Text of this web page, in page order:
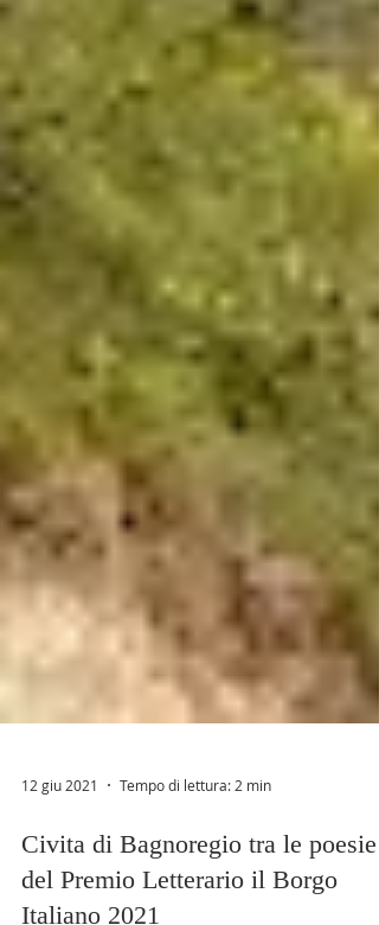
12 giu 2021 Tempo di lettura: 2 min
Civita di Bagnoregio tra le poesie